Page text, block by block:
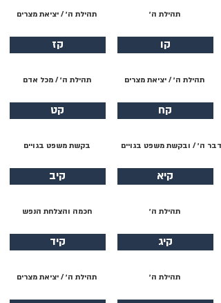
תהילת ה׳
קו
תהילת ה׳ / יציאת מצרים
קח
דבר ה׳ / ובקשת משפט בגויים
קיא
תהילת ה׳
קיג
תהילת ה׳
תהילת ה׳ / יציאת מצרים
קז
תהילת ה׳ / מכל אדם
קט
בקשת משפט בגויים
קיב
חכמה והצלחת הנפש
קיד
תהילת ה׳ / יציאת מצרים